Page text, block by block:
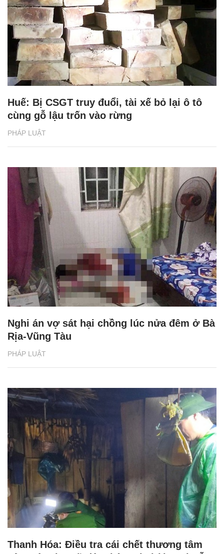
PHÁP LUẬT
Huế: Bị CSGT truy đuổi, tài xế bỏ lại ô tô
cùng gỗ lậu trốn vào rừng
PHÁP LUẬT
Nghi án vợ sát hại chồng lúc nửa đêm ở Bà
Rịa-Vũng Tàu
Thanh Hóa: Điều tra cái chết thương tâm